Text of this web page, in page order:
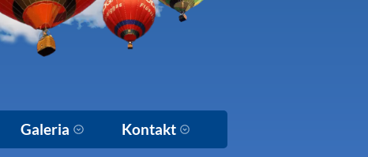
Galeria Kontakt